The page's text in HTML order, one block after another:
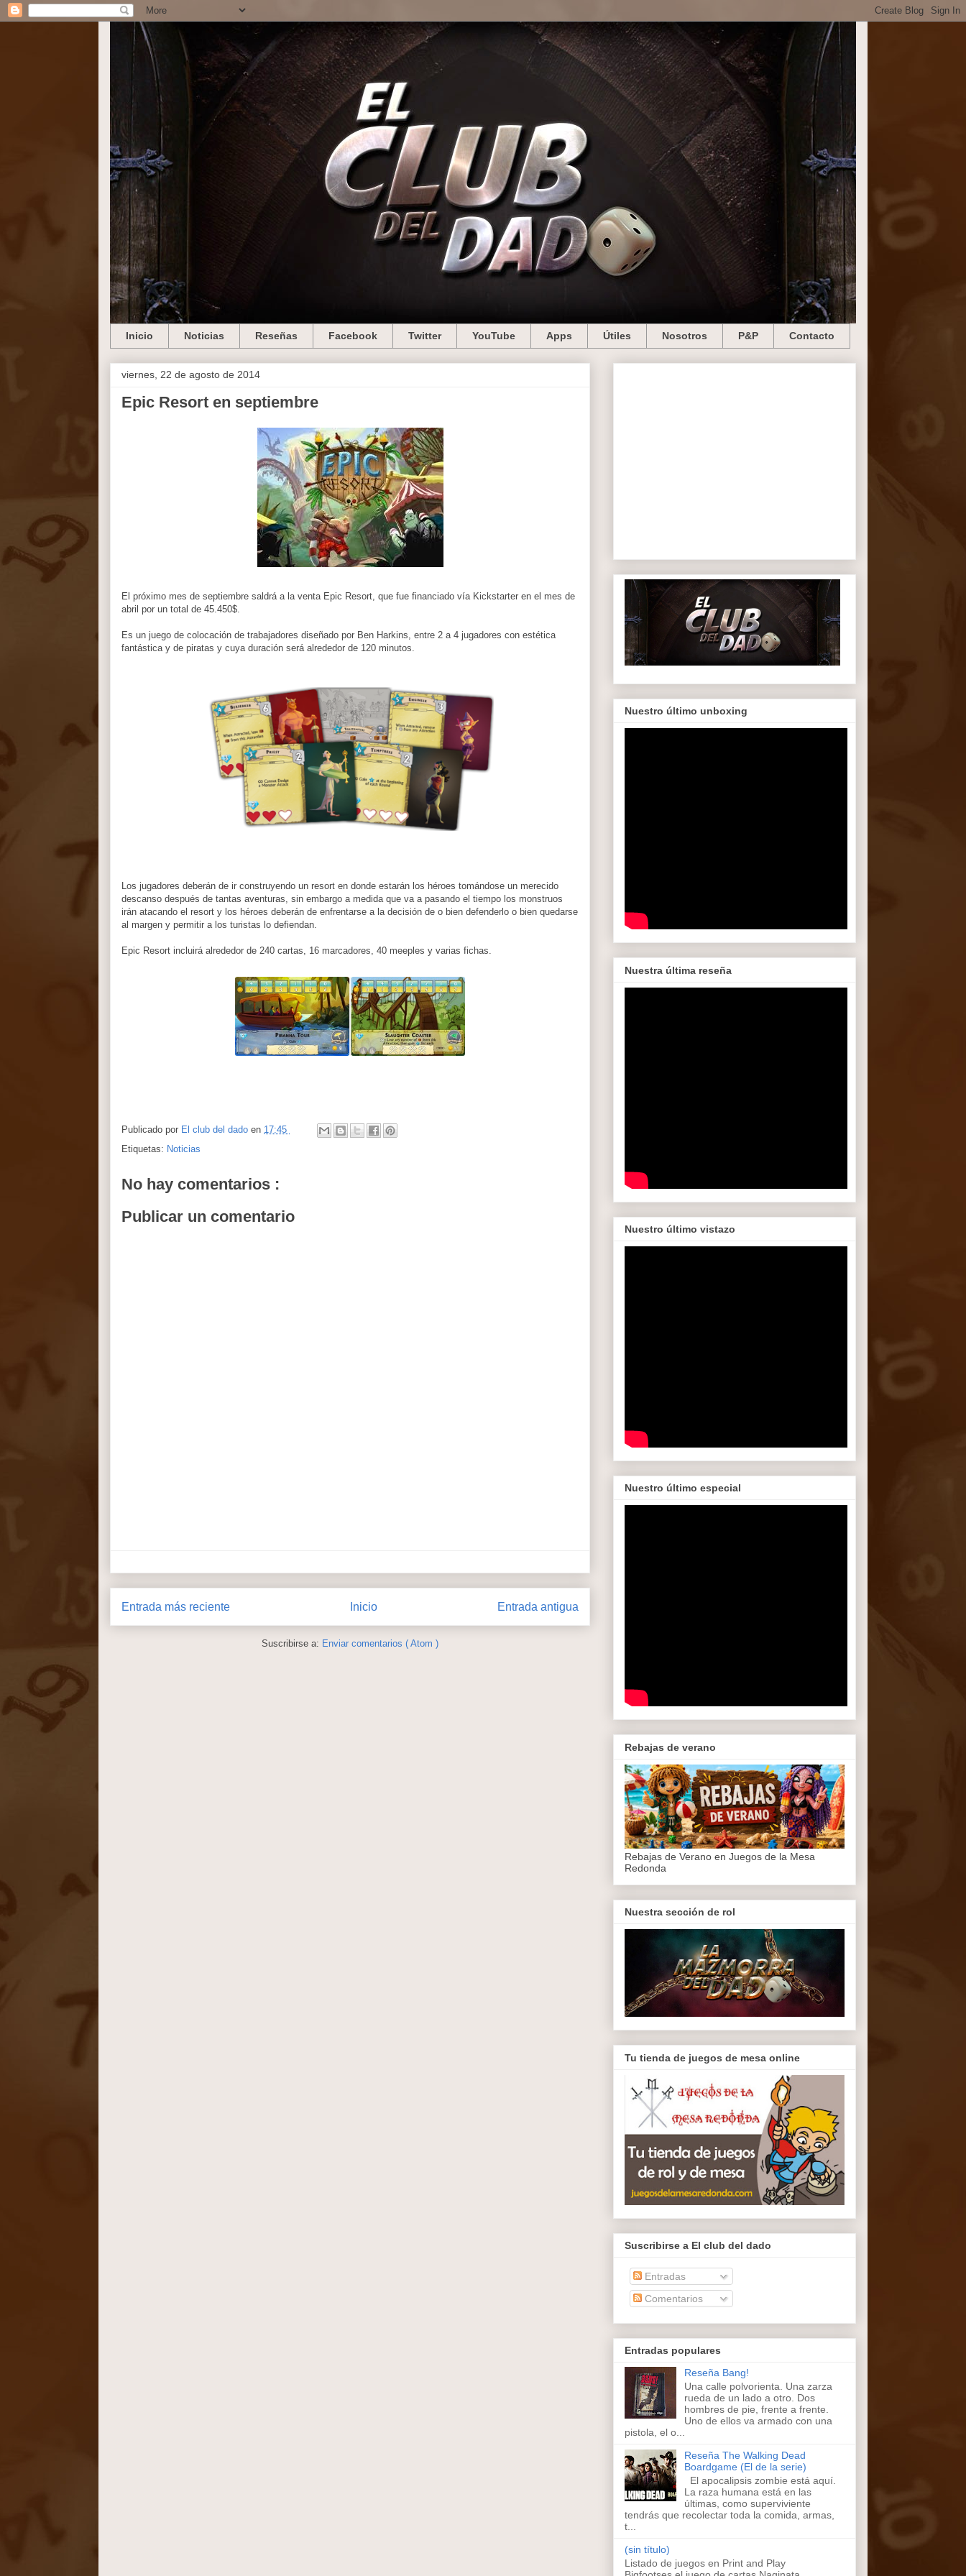
Inicio Noticias Reseñas Facebook Twitter YouTube Apps Útiles Nosotros P&P Contacto
viernes, 22 de agosto de 2014
Epic Resort en septiembre
El próximo mes de septiembre saldrá a la venta Epic Resort, que fue financiado vía Kickstarter en el mes de
abril por un total de 45.450$.
Es un juego de colocación de trabajadores diseñado por Ben Harkins, entre 2 a 4 jugadores con estética
fantástica y de piratas y cuya duración será alrededor de 120 minutos.
Los jugadores deberán de ir construyendo un resort en donde estarán los héroes tomándose un merecido
descanso después de tantas aventuras, sin embargo a medida que va a pasando el tiempo los monstruos
irán atacando el resort y los héroes deberán de enfrentarse a la decisión de o bien defenderlo o bien quedarse
al margen y permitir a los turistas lo defiendan.
Epic Resort incluirá alrededor de 240 cartas, 16 marcadores, 40 meeples y varias fichas.
Publicado por El club del dado en 17:45
Etiquetas: Noticias
No hay comentarios :
Publicar un comentario
Entrada más reciente Entrada antigua
Inicio
Suscribirse a: Enviar comentarios ( Atom )
Nuestro último unboxing
Nuestra última reseña
Nuestro último vistazo
Nuestro último especial
Rebajas de verano
Rebajas de Verano en Juegos de la Mesa
Redonda
Nuestra sección de rol
Tu tienda de juegos de mesa online
Suscribirse a El club del dado
Entradas
Comentarios
Entradas populares
Reseña Bang!
Una calle polvorienta. Una zarza
rueda de un lado a otro. Dos
hombres de pie, frente a frente.
Uno de ellos va armado con una
pistola, el o...
Reseña The Walking Dead
Boardgame (El de la serie)
El apocalipsis zombie está aquí.
La raza humana está en las
últimas, como superviviente
tendrás que recolectar toda la comida, armas,
t...
(sin título)
Listado de juegos en Print and Play